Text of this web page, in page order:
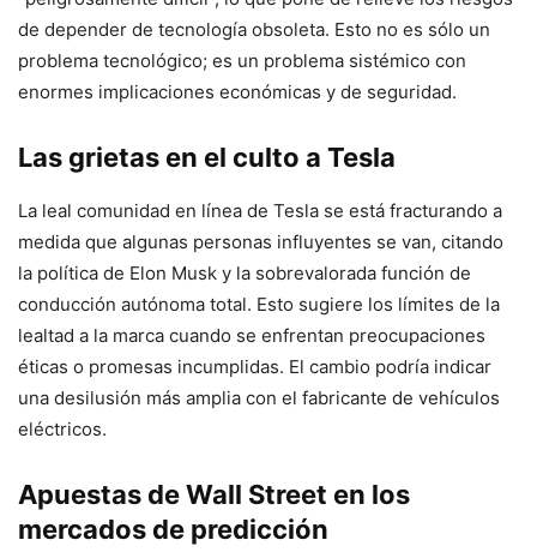
de depender de tecnología obsoleta. Esto no es sólo un
problema tecnológico; es un problema sistémico con
enormes implicaciones económicas y de seguridad.
Las grietas en el culto a Tesla
La leal comunidad en línea de Tesla se está fracturando a
medida que algunas personas influyentes se van, citando
la política de Elon Musk y la sobrevalorada función de
conducción autónoma total. Esto sugiere los límites de la
lealtad a la marca cuando se enfrentan preocupaciones
éticas o promesas incumplidas. El cambio podría indicar
una desilusión más amplia con el fabricante de vehículos
eléctricos.
Apuestas de Wall Street en los
mercados de predicción